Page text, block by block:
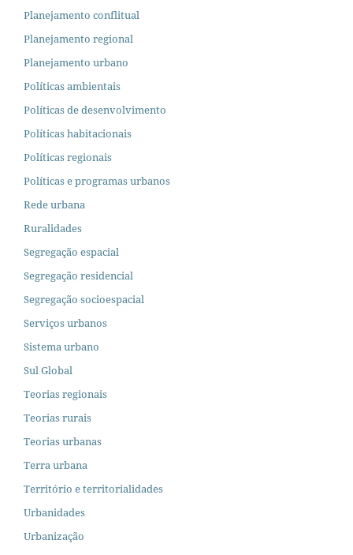
Planejamento conflitual
Planejamento regional
Planejamento urbano
Políticas ambientais
Políticas de desenvolvimento
Políticas habitacionais
Políticas regionais
Políticas e programas urbanos
Rede urbana
Ruralidades
Segregação espacial
Segregação residencial
Segregação socioespacial
Serviços urbanos
Sistema urbano
Sul Global
Teorias regionais
Teorias rurais
Teorias urbanas
Terra urbana
Território e territorialidades
Urbanidades
Urbanização